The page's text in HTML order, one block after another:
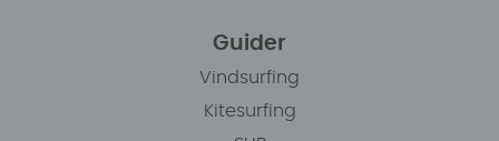
Guider
Vindsurfing
Kitesurfing